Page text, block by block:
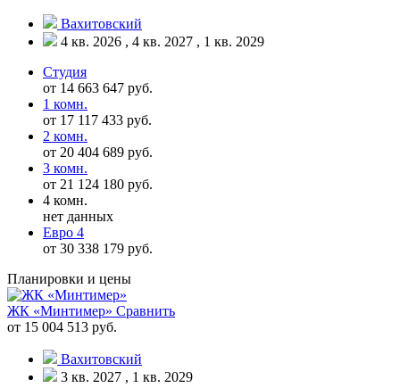
Вахитовский
4 кв. 2026 , 4 кв. 2027 , 1 кв. 2029
Студия
от 14 663 647 руб.
1 комн.
от 17 117 433 руб.
2 комн.
от 20 404 689 руб.
3 комн.
от 21 124 180 руб.
4 комн.
нет данных
Евро 4
от 30 338 179 руб.
Планировки и цены
ЖК «Минтимер» Сравнить
от 15 004 513 руб.
Вахитовский
3 кв. 2027 , 1 кв. 2029